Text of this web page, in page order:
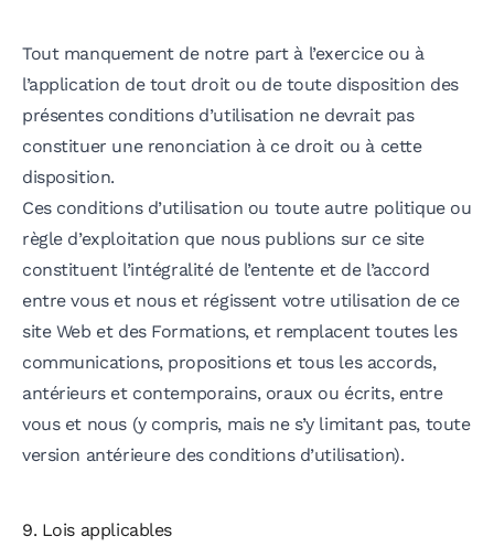
Tout manquement de notre part à l’exercice ou à
l’application de tout droit ou de toute disposition des
présentes conditions d’utilisation ne devrait pas
constituer une renonciation à ce droit ou à cette
disposition.
Ces conditions d’utilisation ou toute autre politique ou
règle d’exploitation que nous publions sur ce site
constituent l’intégralité de l’entente et de l’accord
entre vous et nous et régissent votre utilisation de ce
site Web et des Formations, et remplacent toutes les
communications, propositions et tous les accords,
antérieurs et contemporains, oraux ou écrits, entre
vous et nous (y compris, mais ne s’y limitant pas, toute
version antérieure des conditions d’utilisation).
9. Lois applicables